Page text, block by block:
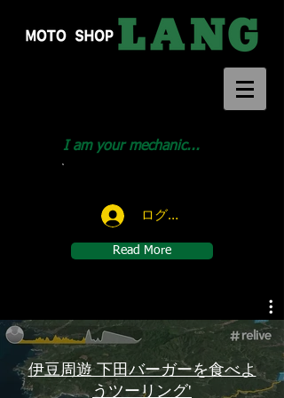
I am your mechanic...
ログイン
Read More
伊豆周遊 下田バーガーを食べよ
うツーリング'